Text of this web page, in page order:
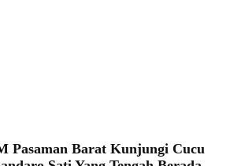
Pasaman Barat Kunjungi Cucu